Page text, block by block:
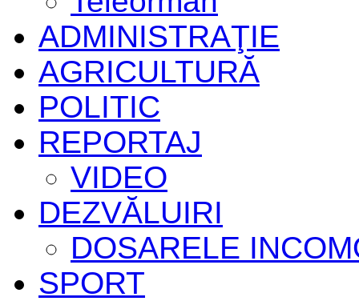
ADMINISTRAŢIE
AGRICULTURĂ
POLITIC
REPORTAJ
VIDEO
DEZVĂLUIRI
DOSARELE
SPORT